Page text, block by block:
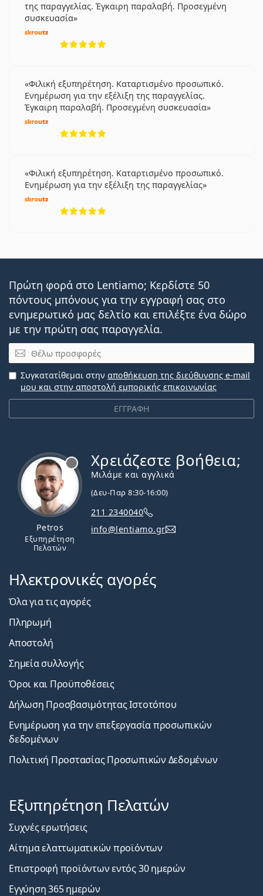
της παραγγελίας. Έγκαιρη παραλαβή. Προσεγμένη
συσκευασία
Φιλική εξυπηρέτηση. Καταρτισμένο προσωπικό.
Ενημέρωση για την εξέλιξη της παραγγελίας.
Έγκαιρη παραλαβή. Προσεγμένη συσκευασία
Φιλική εξυπηρέτηση. Καταρτισμένο προσωπικό.
Ενημέρωση για την εξέλιξη της παραγγελίας
Πρώτη φορά στο Lentiamo; Κερδίστε 50
πόντους μπόνους για την εγγραφή σας στο
ενημερωτικό μας δελτίο και επιλέξτε ένα δώρο
με την πρώτη σας παραγγελία.
Email
ΕΓΓΡΑΦΗ
Συγκατατίθεμαι στην αποθήκευση της διεύθυνσης e-mail
μου και στην αποστολή εμπορικής επικοινωνίας
Petros
Εξυπηρέτηση
Πελατών
Χρειάζεστε βοήθεια;
Μιλάμε και αγγλικά
(Δευ-Παρ 8:30-16:00)
211 2340040
info@lentiamo.gr
Ηλεκτρονικές αγορές
Όλα για τις αγορές
Πληρωμή
Αποστολή
Σημεία συλλογής
Όροι και Προϋποθέσεις
Δήλωση Προσβασιμότητας Ιστοτόπου
Ενημέρωση για την επεξεργασία προσωπικών
δεδομένων
Πολιτική Προστασίας Προσωπικών Δεδομένων
Εξυπηρέτηση Πελατών
Συχνές ερωτήσεις
Αίτημα ελαττωματικών προϊόντων
Επιστροφή προϊόντων εντός 30 ημερών
Εγγύηση 365 ημερών